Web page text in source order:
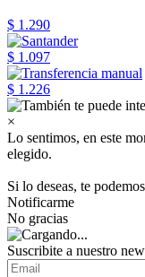
$ 1.290
$ 1.097
$ 1.226
×
Lo sentimos, en este
elegido.
Si lo deseas, te
Notificarme
No gracias
Suscribite a nuestro